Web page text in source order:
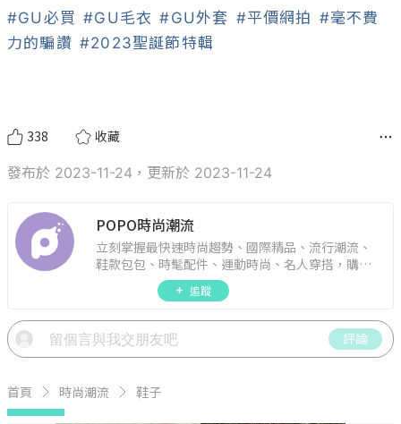
#GU必買 #GU毛衣 #GU外套 #平價網拍 #毫不費
力的騙讚 #2023聖誕節特輯
338 收藏
發布於 2023-11-24，更新於 2023-11-24
POPO時尚潮流
立刻掌握最快速時尚趨勢、國際精品、流行潮流、
鞋款包包、時髦配件、運動時尚、名人穿搭，購物
追蹤
評論
首頁 時尚潮流 鞋子